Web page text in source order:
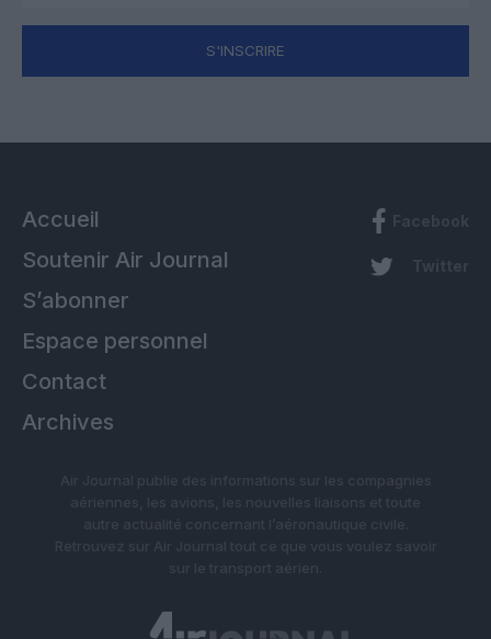
S'INSCRIRE
Accueil
Soutenir Air Journal
S’abonner
Espace personnel
Contact
Archives